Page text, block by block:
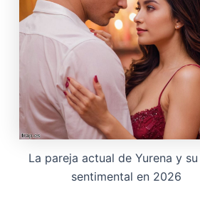
La pareja actual de Yurena y
sentimental en 2026